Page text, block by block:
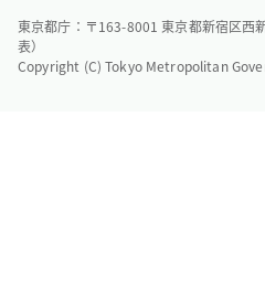
東京都庁：〒163-8001 東京都新宿区
表）
Copyright (C) Tokyo Metropolitan